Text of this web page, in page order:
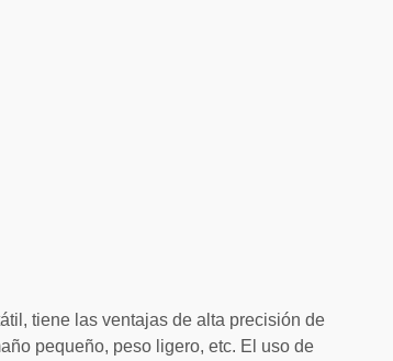
tiene las ventajas de alta precisión de
pequeño, peso ligero, etc. El uso de